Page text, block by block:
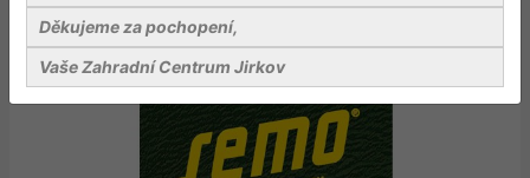
Astra čínská - Andrella Super mix 0,5g
Děkujeme za pochopení,
Vaše Zahradní Centrum Jirkov